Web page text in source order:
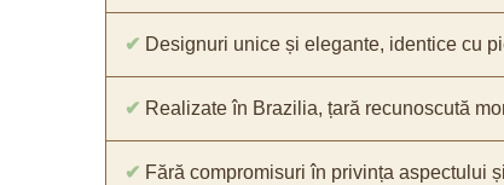
✔ Designuri unice și elegante, identice cu
✔ Realizate în Brazilia, țară recunoscută
✔ Fără compromisuri în privința aspectului